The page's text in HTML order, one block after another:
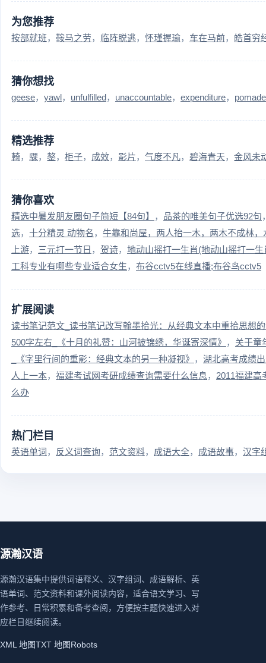
为您推荐
按部就班 鞍马之劳 临阵脱逃 怀瑾握瑜 车在马前 皓首穷
猜你想找
geese yawl unfulfilled unaccountable expenditure pomade
精选推荐
輢 骒 鏊 柜子 成效 影片 气度不凡 碧海青天 金风未
猜你喜欢
精选中暑发朋友圈句子简短【84句】
品茶的唯美句子优选92句
选
十分精灵 动物名
牛靠和尚屋，两人抬一木，两木不成林
上游
三元打一节日 贺诗
地动山摇打一生肖(地动山摇打一
工科专业有哪些专业适合女生
布谷cctv5在线直播;布谷鸟cctv5
扩展阅读
读书笔记范文_读书笔记改写翰墨拾光：从经典文本中重拾思想
500字左右_《十月的礼赞：山河披锦绣，华诞寄深情》
关于童
_《字里行间的重影：经典文本的另一种凝视》
湖北高考成绩
人上一本
福建考试网考研成绩查询需要什么信息
2011福建高
么办
热门栏目
英语单词 反义词查询 范文资料 成语大全 成语故事 汉字
源瀚汉语
源瀚汉语集中提供词语释义、汉字组词、成语解析、英
语单词、范文资料和课外阅读内容，适合语文学习、写
作参考、日常积累和备考查阅，方便按主题快速进入对
应栏目继续阅读。
XML 地图TXT 地图Robots